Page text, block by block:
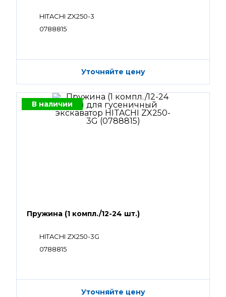
HITACHI ZX250-3
0788815
Уточняйте цену
В наличии
Пружина (1 компл./12-24 шт.)
HITACHI ZX250-3G
0788815
Уточняйте цену